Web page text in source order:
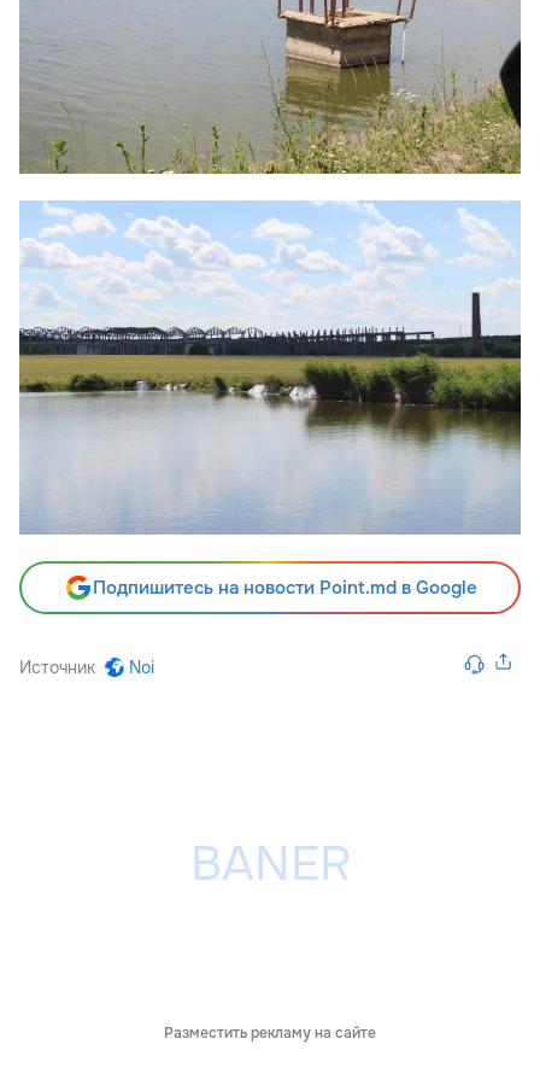
Подпишитесь на новости Point.md в Google
Источник Noi
Разместить рекламу на сайте